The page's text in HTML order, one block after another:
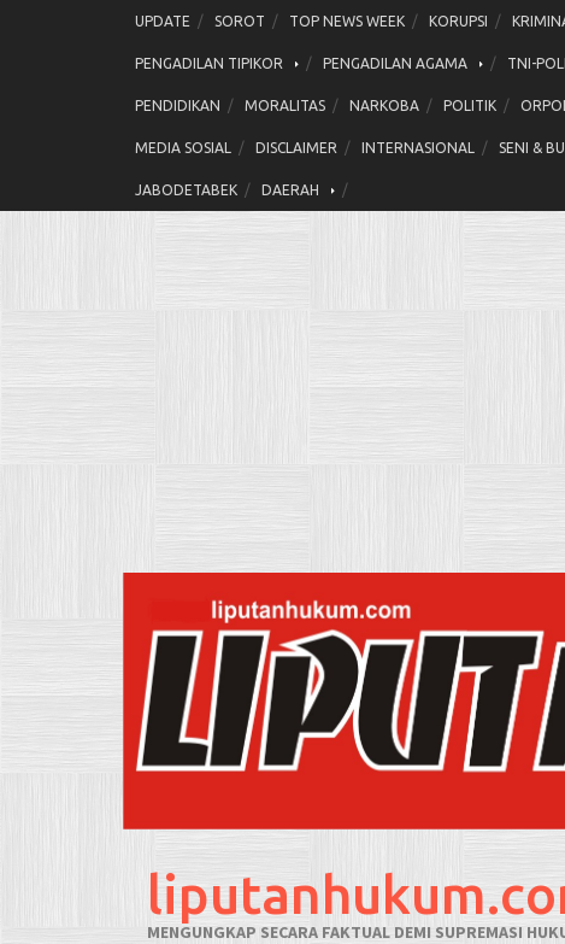
UPDATE SOROT TOP NEWS WEEK KORUPSI
PENGADILAN TIPIKOR PENGADILAN AGAMA TNI-
PENDIDIKAN MORALITAS NARKOBA POLITIK
MEDIA SOSIAL DISCLAIMER INTERNASIONAL SENI &
JABODETABEK DAERAH
MENGUNGKAP SECARA FAKTUAL DEMI SUPREMASI